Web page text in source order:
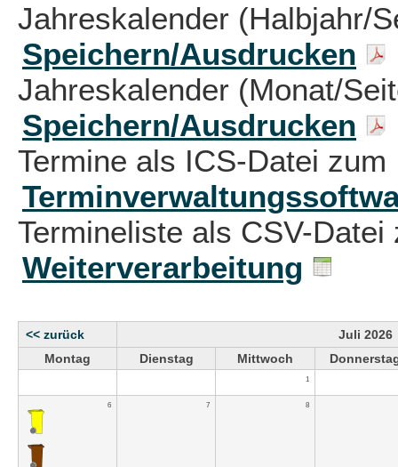
Jahreskalender (Halbjahr/
Speichern/Ausdrucken
Jahreskalender (Monat/
Speichern/Ausdrucken
Termine als ICS-Datei zum
Termineliste als CSV-
Weiterverarbeitung
<< zurück
Juli 2026
Montag
Dienstag Mittwoch
1
6 7 8